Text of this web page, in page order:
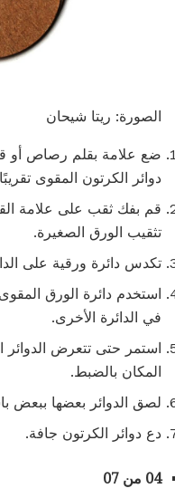
الصورة: ريتا شيحان
ضع علامة بقلم رصاص أو
دوائر الكرتون المقوى تقريبًا 0.25 بوصة من الحافة.
قم بفك ثقب على علامة
تثقيب الورق الصغيرة.
تكدس دائرة ورقية على
استخدم دائرة الورق
في الدائرة الأخرى.
استمر حتى تتعرض
المكان بالضبط.
لصق الدوائر بعضها ببعض
دع دوائر الكرتون جافة.
04 من 07